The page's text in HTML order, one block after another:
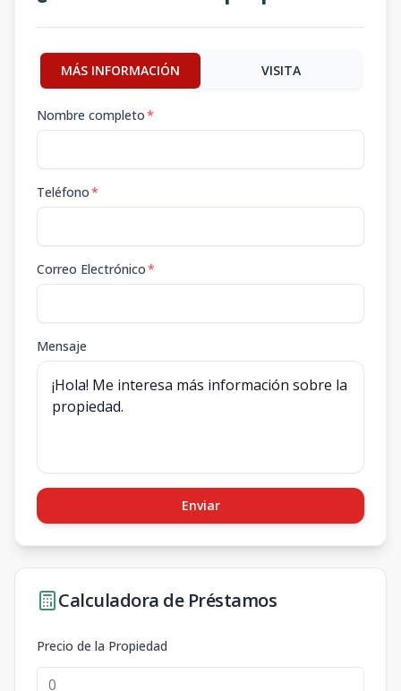
MÁS INFORMACIÓN VISITA
Nombre completo*
Teléfono*
Correo Electrónico*
Mensaje
Enviar
Calculadora de Préstamos
Precio de la Propiedad